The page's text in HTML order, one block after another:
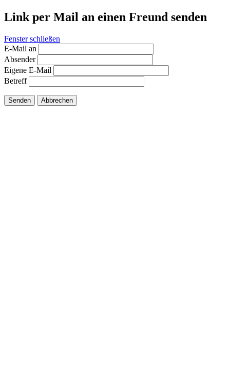
Link per Mail an einen Freund senden
Fenster schließen
E-Mail an
Absender
Eigene E-Mail
Betreff
Senden Abbrechen